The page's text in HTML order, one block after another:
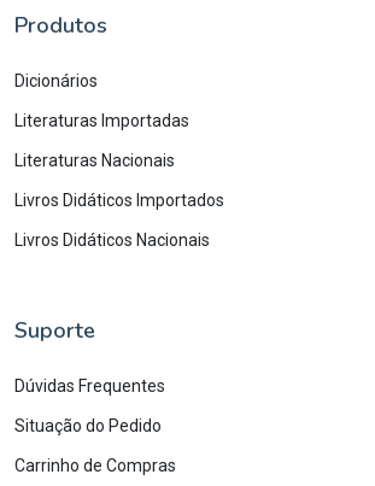
Produtos
Dicionários
Literaturas Importadas
Literaturas Nacionais
Livros Didáticos Importados
Livros Didáticos Nacionais
Suporte
Dúvidas Frequentes
Situação do Pedido
Carrinho de Compras